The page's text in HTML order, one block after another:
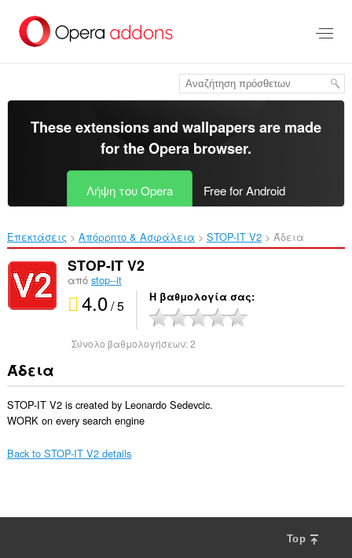
στο
κύριο
These extensions and wallpapers are made
for theOpera browser.
Λήψη του Opera Free for Android
Επεκτάσεις Απόρρητο & Ασφάλεια STOP-IT V2‎ Άδεια
STOP-IT V2
από stop--it
4.0/ 5 Η βαθμολογία σας
Σύνολο βαθμολογήσεων:2
Άδεια
STOP-IT V2 is created by Leonardo Sedevcic.
WORK on every search engine
Back to STOP-IT V2 details
Top